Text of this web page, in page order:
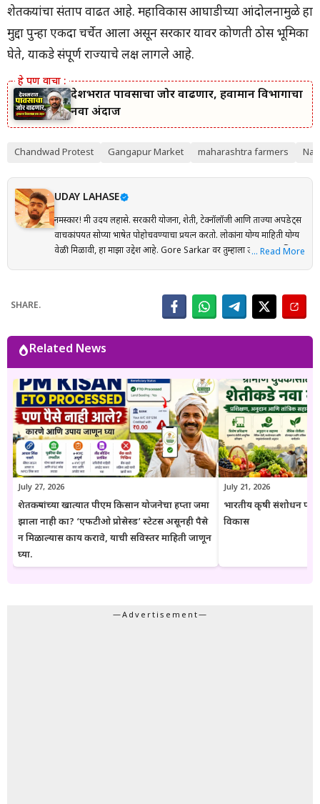
शेतकऱ्यांचा संताप वाढत आहे. महाविकास आघाडीच्या आंदोलनामुळे हा
मुद्दा पुन्हा एकदा चर्चेत आला असून सरकार यावर कोणती ठोस भूमिका
घेते, याकडे संपूर्ण राज्याचे लक्ष लागले आहे.
देशभरात पावसाचा जोर वाढणार, हवामान विभागाचा
नवा अंदाज
Chandwad Protest Gangapur Market maharashtra farmers
UDAY LAHASE
नमस्कार! मी उदय लहासे. सरकारी योजना, शेती, टेक्नॉलॉजी आणि ताज्या अपडेट्स
वाचकांपर्यंत सोप्या भाषेत पोहोचवण्याचा प्रयत्न करतो. लोकांना योग्य माहिती योग्य
वेळी मिळावी, हा माझा उद्देश आहे. Gore Sarkar वर तुम्हाला उपयुक्त आणि
… Read More
SHARE.
Related News
July 27, 2026
शेतकऱ्यांच्या खात्यात पीएम किसान योजनेचा हप्ता जमा
झाला नाही का? ‘एफटीओ प्रोसेस्ड’ स्टेटस असूनही पैसे
न मिळाल्यास काय करावे, याची सविस्तर माहिती जाणून
घ्या.
July 21, 2026
भारतीय कृषी संशोधन
विकास
—Advertisement—